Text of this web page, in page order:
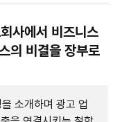
사에서 비즈니스
의 비결을 장부로
소개하며 광고 업